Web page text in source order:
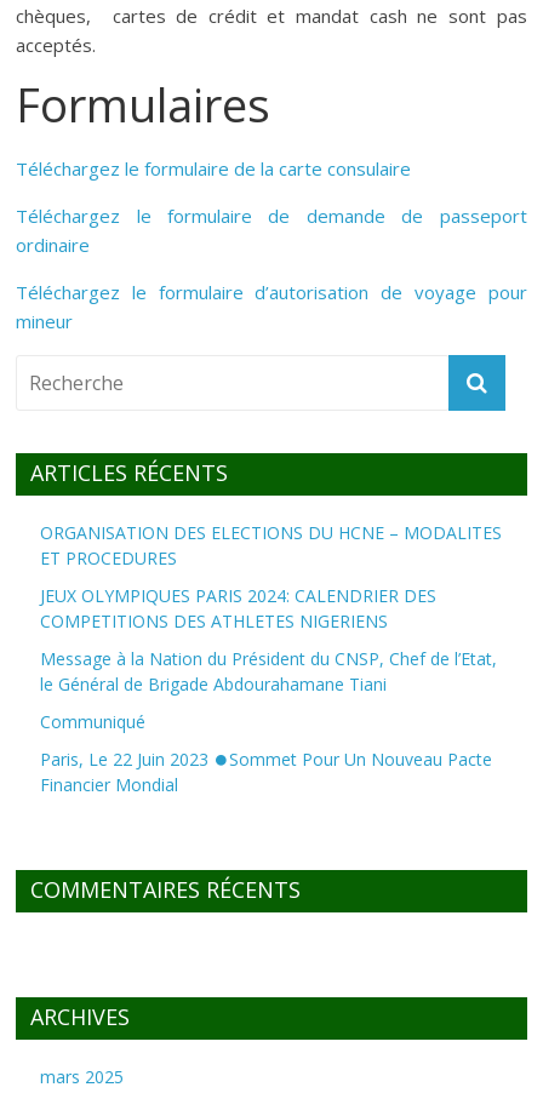
chèques, cartes de crédit et mandat cash ne sont pas
acceptés.
Formulaires
Téléchargez le formulaire de la carte consulaire
Téléchargez le formulaire de demande de passeport
ordinaire
Téléchargez le formulaire d’autorisation de voyage pour
mineur
ARTICLES RÉCENTS
ORGANISATION DES ELECTIONS DU HCNE – MODALITES
ET PROCEDURES
JEUX OLYMPIQUES PARIS 2024: CALENDRIER DES
COMPETITIONS DES ATHLETES NIGERIENS
Message à la Nation du Président du CNSP, Chef de l’Etat,
le Général de Brigade Abdourahamane Tiani
Communiqué
Paris, Le 22 Juin 2023 ⏺Sommet Pour Un Nouveau Pacte
Financier Mondial
COMMENTAIRES RÉCENTS
ARCHIVES
mars 2025